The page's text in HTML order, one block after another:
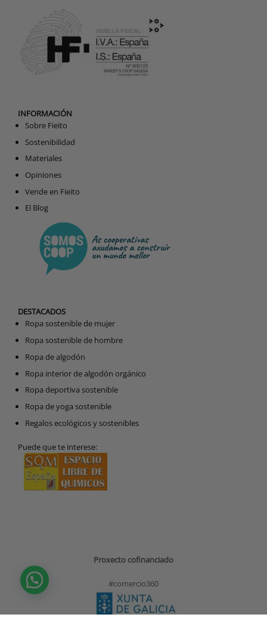
INFORMACIÓN
Sobre Fieito
Sostenibilidad
Materiales
Opiniones
Vende en Fieito
El Blog
DESTACADOS
Ropa sostenible de mujer
Ropa sostenible de hombre
Ropa de algodón
Ropa interior de algodón orgánico
Ropa deportiva sostenible
Ropa de yoga sostenible
Regalos ecológicos y sostenibles
Puede que te interese:
Proxecto cofinanciado
#comercio360